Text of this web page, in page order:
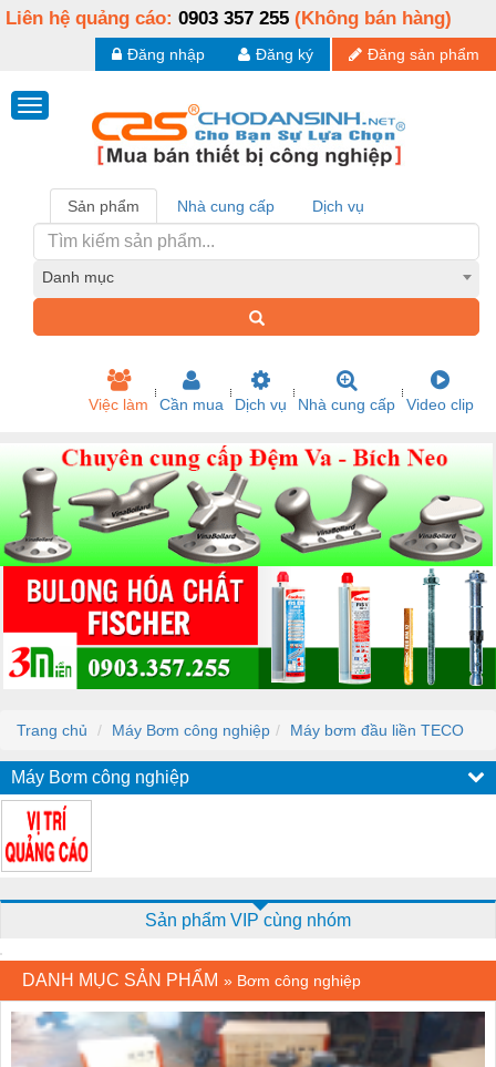
Liên hệ quảng cáo: 0903 357 255 (Không bán hàng)
Đăng sản phẩm
Đăng ký
Đăng nhập
Sản phẩm Nhà cung cấp Dịch vụ
Danh mục
Việc làm Cần mua Dịch vụ Nhà cung cấp Video clip
Trang chủ Máy Bơm công nghiệp Máy bơm đầu liền TECO
Máy Bơm công nghiệp
Sản phẩm VIP cùng nhóm
DANH MỤC SẢN PHẨM » Bơm công nghiệp